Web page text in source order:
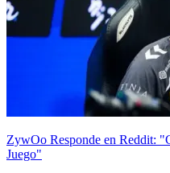
ZywOo Responde en Reddit:
Juego"